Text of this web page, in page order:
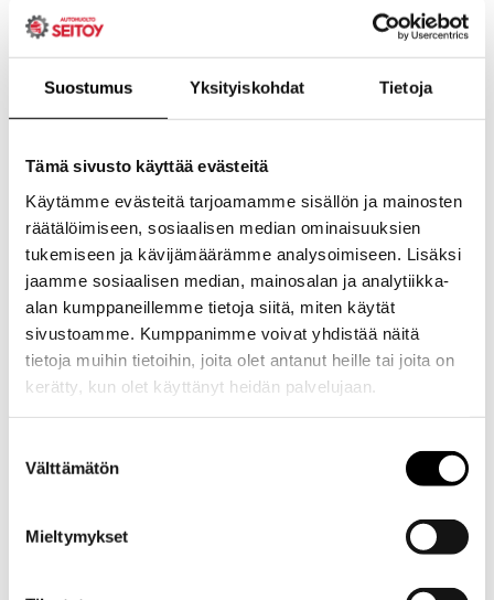
Suostumus Yksityiskohdat Tietoja
Tämä sivusto käyttää evästeitä
Käytämme evästeitä tarjoamamme sisällön ja mainosten
räätälöimiseen, sosiaalisen median ominaisuuksien
tukemiseen ja kävijämäärämme analysoimiseen. Lisäksi
jaamme sosiaalisen median, mainosalan ja analytiikka-
alan kumppaneillemme tietoja siitä, miten käytät
sivustoamme. Kumppanimme voivat yhdistää näitä
tietoja muihin tietoihin, joita olet antanut heille tai joita on
kerätty, kun olet käyttänyt heidän palvelujaan.
valinta
Välttämätön
Mieltymykset